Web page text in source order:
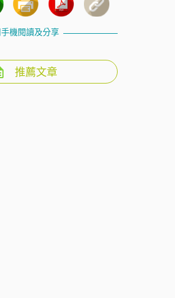
手機閱讀及分享
推薦文章